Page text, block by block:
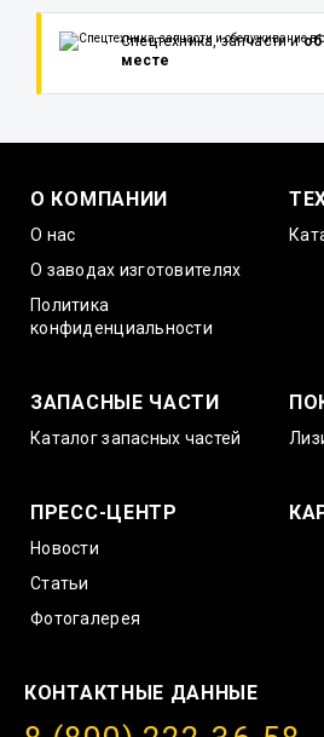
Спецтехника, запчасти и
месте
О КОМПАНИИ
О нас
О заводах изготовителях
Политика
конфиденциальности
ЗАПАСНЫЕ ЧАСТИ
Каталог запасных частей
ПРЕСС-ЦЕНТР
Новости
Статьи
Фотогалерея
КОНТАКТНЫЕ ДАННЫЕ